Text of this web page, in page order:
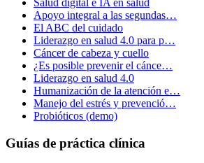
Salud digital e IA en salud
Apoyo integral a las segundas…
El ABC del cuidado
Liderazgo en salud 4.0 para p…
Cáncer de cabeza y cuello
¿Es posible prevenir el cánce…
Liderazgo en salud 4.0
Humanización de la atención e…
Manejo del estrés y prevenció…
Probióticos (demo)
Guías de práctica clínica